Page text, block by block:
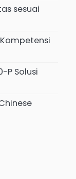
sesuai
P Solusi